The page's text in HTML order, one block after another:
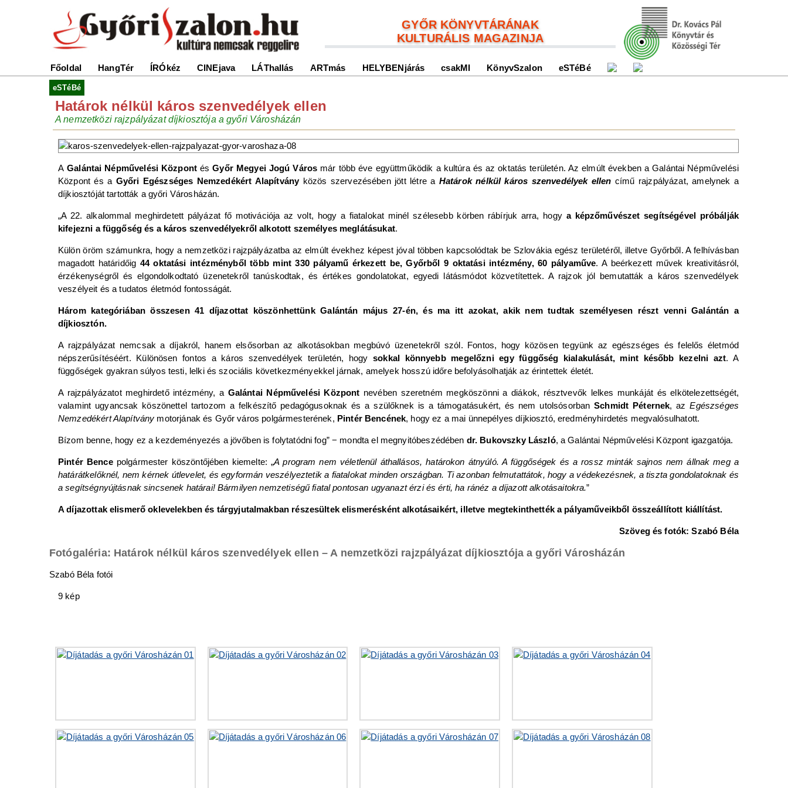
GYŐR KÖNYVTÁRÁNAK
KULTURÁLIS MAGAZINJA
Főoldal HangTér ÍRÓkéz CINEjava LÁThallás ARTmás HELYBENjárás csakMI KönyvSzalon eSTéBé
eSTéBé
Határok nélkül káros szenvedélyek ellen
A nemzetközi rajzpályázat díjkiosztója a győri Városházán
AGalántai Népművelési KözpontésGyőr Megyei Jogú Város már több éve együttműködik a kultúra és az oktatás területén. Az elmúlt években a Galántai Népművelési
Központ és a Győri Egészséges Nemzedékért Alapítvány közös szervezésében jött létre a Határok nélkül káros szenvedélyek ellen című rajzpályázat, amelynek a
díjkiosztóját tartották a győri Városházán.
„A 22. alkalommal meghirdetett pályázat fő motivációja az volt, hogy a fiatalokat minél szélesebb körben rábírjuk arra, hogy a képzőművészet segítségével próbálják
kifejezni a függőség és a káros szenvedélyekről alkotott személyes meglátásukat.
Külön öröm számunkra, hogy a nemzetközi rajzpályázatba az elmúlt évekhez képest jóval többen kapcsolódtak be Szlovákia egész területéről, illetve Győrből. A felhívásban
magadott határidőig 44 oktatási intézményből több mint 330 pályamű érkezett be, Győrből 9 oktatási intézmény, 60 pályaműve. A beérkezett művek kreativitásról,
érzékenységről és elgondolkodtató üzenetekről tanúskodtak, és értékes gondolatokat, egyedi látásmódot közvetítettek. A rajzok jól bemutatták a káros szenvedélyek
veszélyeit és a tudatos életmód fontosságát.
Három kategóriában összesen 41 díjazottat köszönhettünk Galántán május 27-én, és ma itt azokat, akik nem tudtak személyesen részt venni Galántán a
díjkiosztón.
A rajzpályázat nemcsak a díjakról, hanem elsősorban az alkotásokban megbúvó üzenetekről szól. Fontos, hogy közösen tegyünk az egészséges és felelős életmód
népszerűsítéséért. Különösen fontos a káros szenvedélyek területén, hogy sokkal könnyebb megelőzni egy függőség kialakulását, mint később kezelni azt. A
függőségek gyakran súlyos testi, lelki és szociális következményekkel járnak, amelyek hosszú időre befolyásolhatják az érintettek életét.
A rajzpályázatot meghirdető intézmény, a Galántai Népművelési Központ nevében szeretném megköszönni a diákok, résztvevők lelkes munkáját és elkötelezettségét,
valamint ugyancsak köszönettel tartozom a felkészítő pedagógusoknak és a szülőknek is a támogatásukért, és nem utolsósorbanSchmidt Péternek, azEgészséges
Nemzedékért Alapítvány motorjának és Győr város polgármesterének, Pintér Bencének, hogy ez a mai ünnepélyes díjkiosztó, eredményhirdetés megvalósulhatott.
Bízom benne, hogy ez a kezdeményezés a jövőben is folytatódni fog” − mondta el megnyitóbeszédében dr. Bukovszky László, a Galántai Népművelési Központ igazgatója.
Pintér Bencepolgármester köszöntőjében kiemelte: „A program nem véletlenül áthallásos, határokon átnyúló. A függőségek és a rossz minták sajnos nem állnak meg a
határátkelőknél, nem kérnek útlevelet, és egyformán veszélyeztetik a fiatalokat minden országban. Ti azonban felmutattátok, hogy a védekezésnek, a tiszta gondolatoknak és
a segítségnyújtásnak sincsenek határai! Bármilyen nemzetiségű fiatal pontosan ugyanazt érzi és érti, ha ránéz a díjazott alkotásaitokra.”
A díjazottak elismerő oklevelekben és tárgyjutalmakban részesültek elismerésként alkotásaikért, illetve megtekinthették a pályaműveikből összeállított kiállítást.
Szöveg és fotók: Szabó Béla
Fotógaléria: Határok nélkül káros szenvedélyek ellen – A nemzetközi rajzpályázat díjkiosztója a győri Városházán
Szabó Béla fotói
9 kép